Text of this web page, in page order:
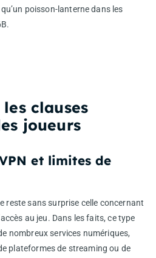
poisson-lanterne dans les
clauses
joueurs
et limites de
reste sans surprise celle concernant
au jeu. Dans les faits, ce type
nombreux services numériques,
plateformes de streaming ou de